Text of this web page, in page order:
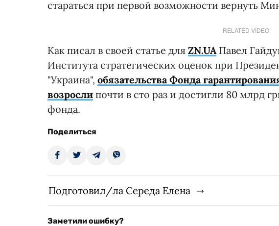
стараться при первой возможности вернуть
RELATED VIDEO
Как писал в своей статье для ZN.UAПавел
Института стратегических оценок при
"Украина", обязательства Фонда
возросли почти в сто раз и достигли 80 млрд
фонда.
Поделиться
Подготовил/ла Середа Елена
Заметили ошибку?